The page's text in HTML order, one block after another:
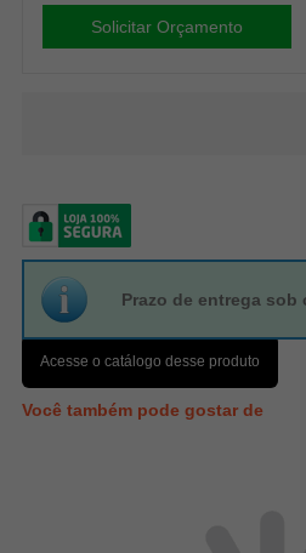
Prazo de entrega sob
Acesse o catálogo desse produto
Você também pode gostar de